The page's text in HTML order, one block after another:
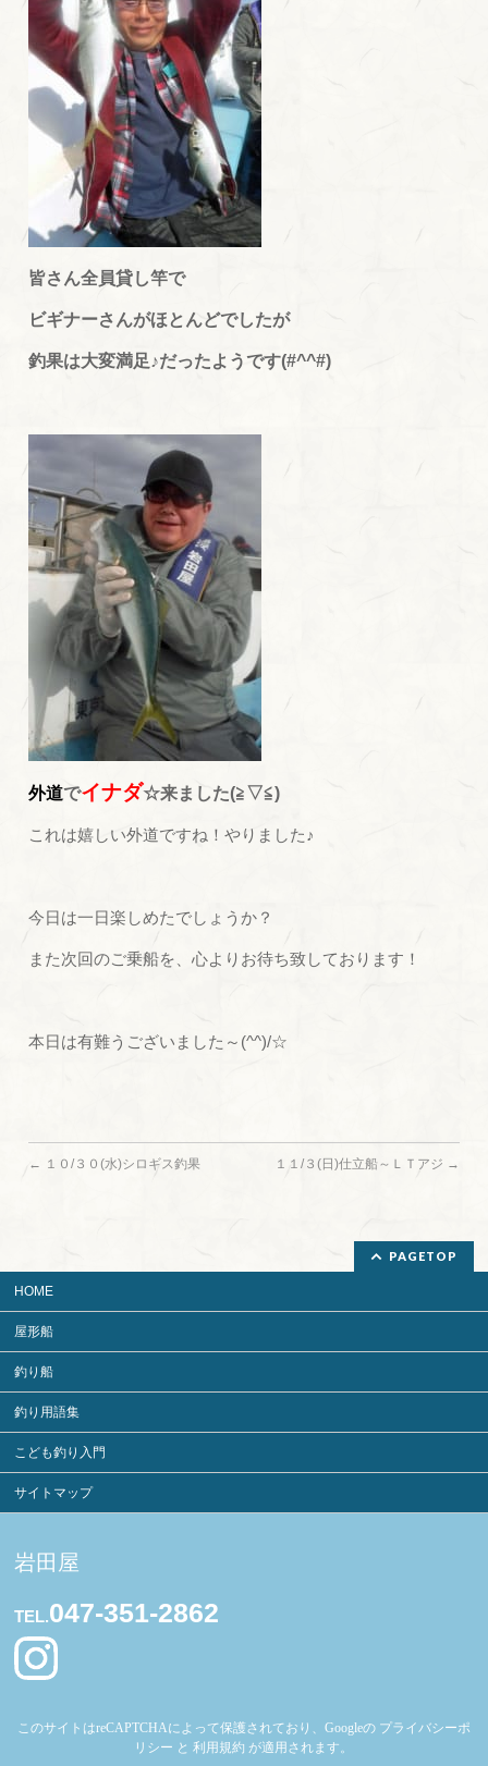
皆さん全員貸し竿で
ビギナーさんがほとんどでしたが
釣果は大変満足♪だったようです(#^^#)
外道でイナダ☆来ました(≧▽≦)
これは嬉しい外道ですね！やりました♪
今日は一日楽しめたでしょうか？
また次回のご乗船を、心よりお待ち致しております！
本日は有難うございました～(^^)/☆
← １０/３０(水)シロギス釣果 １１/３(日)仕立船～ＬＴアジ →
PAGETOP
HOME
屋形船
釣り船
釣り用語集
こども釣り入門
サイトマップ
岩田屋
TEL.047-351-2862
このサイトはreCAPTCHAによって保護されており、Googleの プライバシーポ
リシー と利用規約 が適用されます。